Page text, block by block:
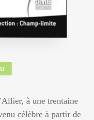
à une trentaine
célèbre à partir de